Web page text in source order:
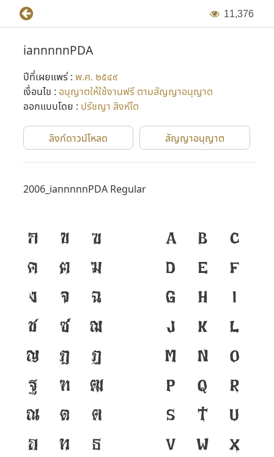
11,376
iannnnnPDA
ปีที่เผยแพร่ : พ.ศ. ๒๕๔๙
เงื่อนไข : อนุญาตให้ใช้งานฟรี ตามสัญญาอนุญาต
ออกแบบโดย : ปรัชญา สิงห์โต
ลิงก์ดาวน์โหลด สัญญาอนุญาต
2006_iannnnnPDA Regular
ก ข
ฃ
ค
ฅ
ฆ
ง
จ
ฉ
ช
ซ
ฌ
ญ
ฎ
ฏ
ฐ
ฑ
ฒ
ณ
ด
ต
ถ
ท
ธ
A B
C
D
E
F
G
H
I
J
K
L
M
N
O
P
Q
R
S
T
U
V
W
X